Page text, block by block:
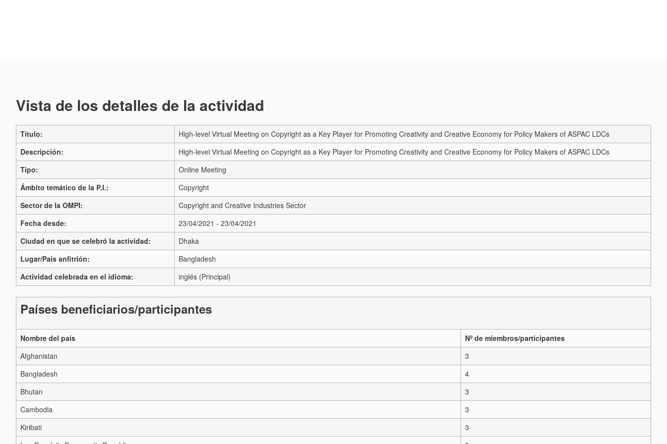
Vista de los detalles de la actividad
Título:
High-level Virtual Meeting on Copyright as a Key Player for Promoting Creativity and Creative Economy for Policy Makers of ASPAC LDCs
Descripción:
High-level Virtual Meeting on Copyright as a Key Player for Promoting Creativity and Creative Economy for Policy Makers of ASPAC LDCs
Tipo:
Online Meeting
Ámbito temático de la P.I.:
Copyright
Sector de la OMPI:
Copyright and Creative Industries Sector
Fecha desde:
23/04/2021 - 23/04/2021
Ciudad en que se celebró la actividad:
Dhaka
Lugar/País anfitrión:
Bangladesh
Actividad celebrada en el idioma:
inglés (Principal)
Países beneficiarios/participantes
Nombre del país
Nº de miembros/participantes
Afghanistan
3
Bangladesh
4
Bhutan
3
Cambodia
3
Kiribati
3